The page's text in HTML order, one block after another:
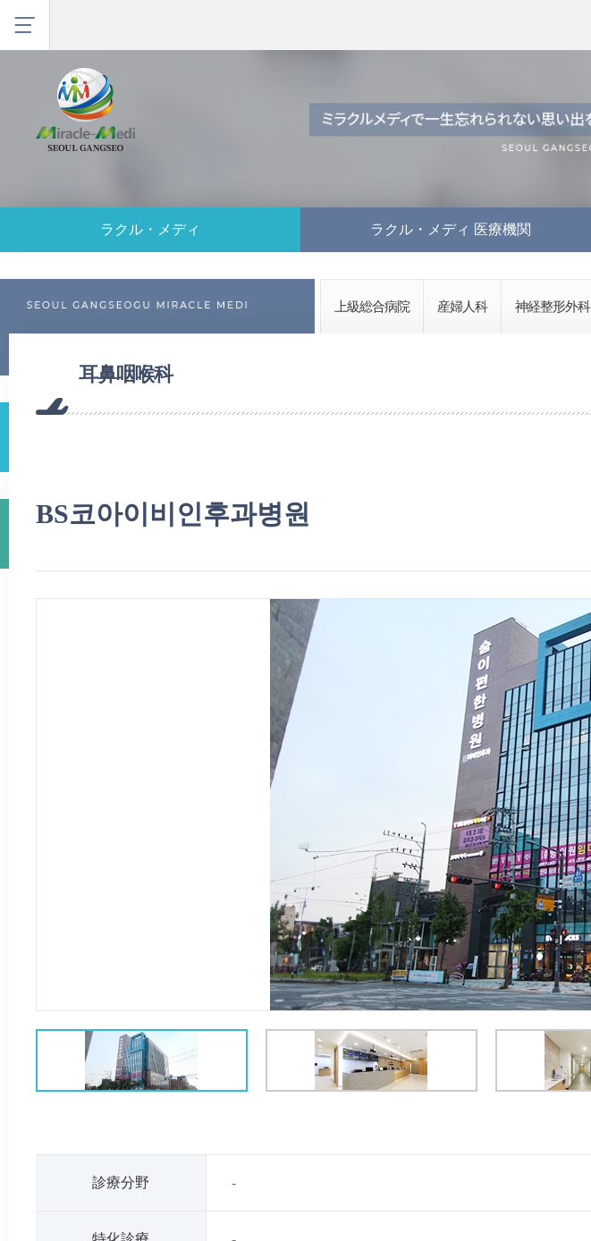
ラクル・メディ ラクル・メディ 医療機関
上級総合病院 産婦人科 神経整形外科
耳鼻咽喉科
BS코아이비인후과병원
診療分野 -